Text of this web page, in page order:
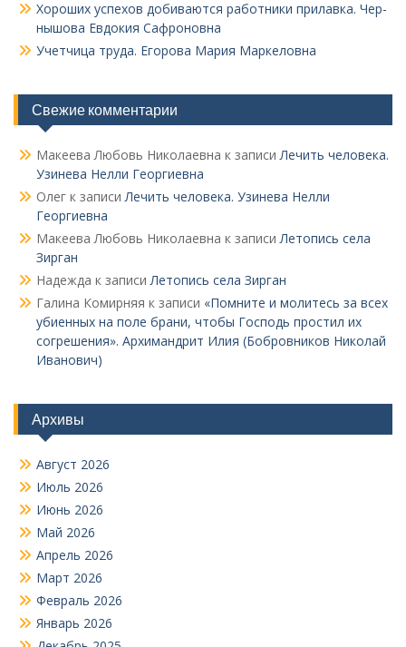
Хороших успехов добиваются работники прилавка. Чер­
нышова Евдокия Сафроновна
Учетчица труда. Его­рова Мария Маркеловна
Свежие комментарии
Макеева Любовь Николаевна к записиЛечить человека.
Узинева Нелли Георгиевна
Олег к записиЛечить человека. Узинева Нелли
Георгиевна
Макеева Любовь Николаевна к записиЛетопись села
Зирган
Надежда к записиЛетопись села Зирган
Галина Комирняя к записи «Помните и молитесь за всех
убиенных на поле брани, чтобы Господь простил их
согрешения». Архимандрит Илия (Бобровников Николай
Иванович)
Архивы
Август 2026
Июль 2026
Июнь 2026
Май 2026
Апрель 2026
Март 2026
Февраль 2026
Январь 2026